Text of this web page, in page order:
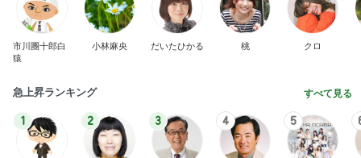
市川團十郎白
猿
小林麻央 だいたひかる 桃 クロ
急上昇ランキング すべて見る
1 2 3 4 5